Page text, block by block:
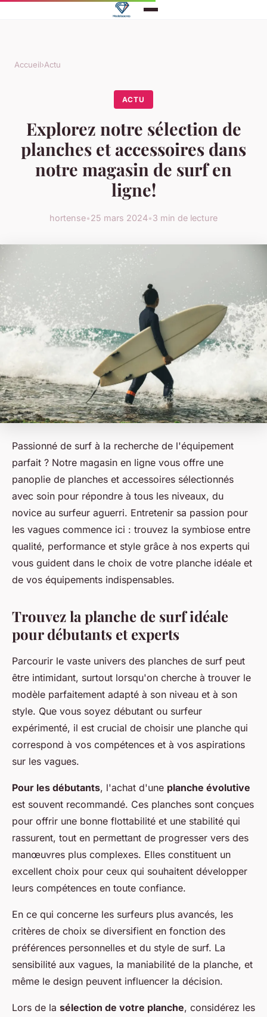
Accueil›Actu
ACTU
Explorez notre sélection de
planches et accessoires dans
notre magasin de surf en
ligne!
hortense•25 mars 2024•3 min de lecture
Passionné de surf à la recherche de l'équipement
parfait ? Notre magasin en ligne vous offre une
panoplie de planches et accessoires sélectionnés
avec soin pour répondre à tous les niveaux, du
novice au surfeur aguerri. Entretenir sa passion pour
les vagues commence ici : trouvez la symbiose entre
qualité, performance et style grâce à nos experts qui
vous guident dans le choix de votre planche idéale et
de vos équipements indispensables.
Trouvez la planche de surf idéale
pour débutants et experts
Parcourir le vaste univers des planches de surf peut
être intimidant, surtout lorsqu'on cherche à trouver le
modèle parfaitement adapté à son niveau et à son
style. Que vous soyez débutant ou surfeur
expérimenté, il est crucial de choisir une planche qui
correspond à vos compétences et à vos aspirations
sur les vagues.
Pour les débutants, l'achat d'une planche évolutive
est souvent recommandé. Ces planches sont conçues
pour offrir une bonne flottabilité et une stabilité qui
rassurent, tout en permettant de progresser vers des
manœuvres plus complexes. Elles constituent un
excellent choix pour ceux qui souhaitent développer
leurs compétences en toute confiance.
En ce qui concerne les surfeurs plus avancés, les
critères de choix se diversifient en fonction des
préférences personnelles et du style de surf. La
sensibilité aux vagues, la maniabilité de la planche, et
même le design peuvent influencer la décision.
Lors de la sélection de votre planche, considérez les